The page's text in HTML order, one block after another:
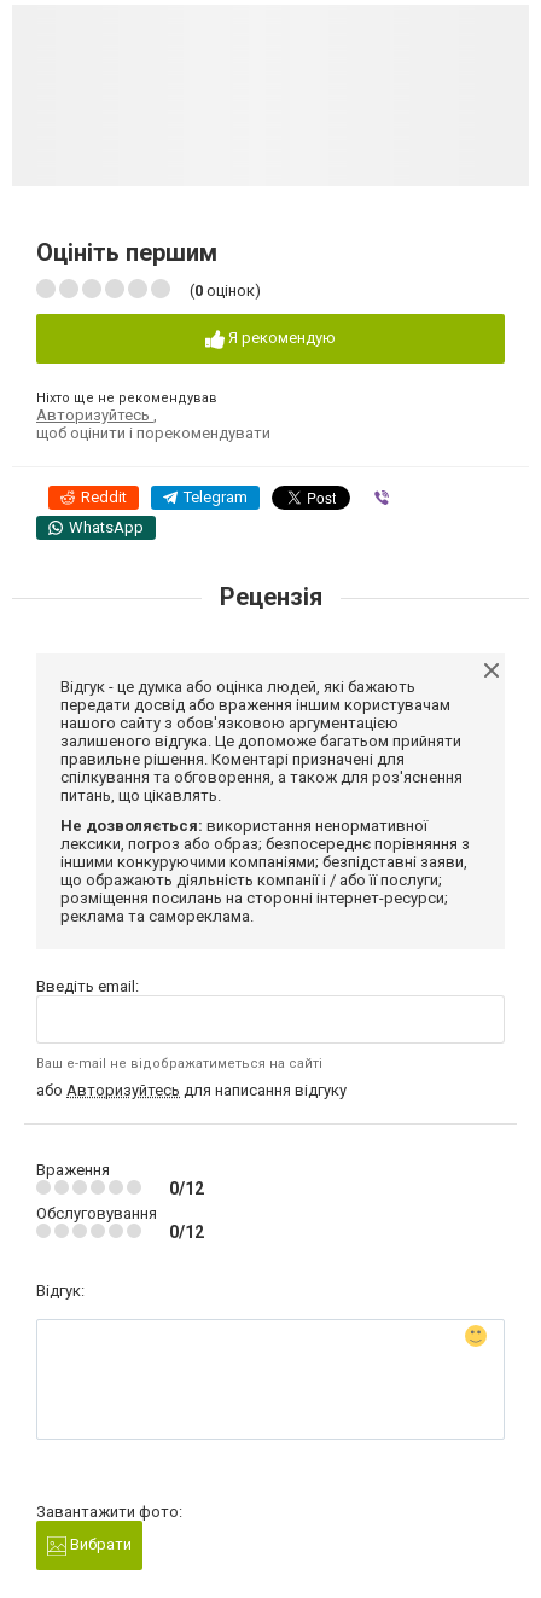
Оцініть першим
(0 оцінок)
Я рекомендую
Ніхто ще не рекомендував
Авторизуйтесь
щоб оцінити і порекомендувати
Reddit Telegram
WhatsApp
Рецензія
Відгук - це думка або оцінка людей, які бажають
передати досвід або враження іншим користувачам
нашого сайту з обов'язковою аргументацією
залишеного відгука. Це допоможе багатьом прийняти
правильне рішення. Коментарі призначені для
спілкування та обговорення, а також для роз'яснення
питань, що цікавлять.
Не дозволяється: використання ненормативної
лексики, погроз або образ; безпосереднє порівняння з
іншими конкуруючими компаніями; безпідставні заяви,
що ображають діяльність компанії і / або її послуги;
розміщення посилань на сторонні інтернет-ресурси;
реклама та самореклама.
Введіть email:
Ваш e-mail не відображатиметься на сайті
або Авторизуйтесь для написання відгуку
Враження
0/12
Обслуговування
0/12
Відгук:
Завантажити фото:
Вибрати